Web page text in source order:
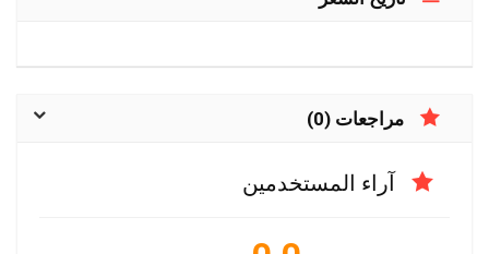
مراجعات (0)
آراء المستخدمين